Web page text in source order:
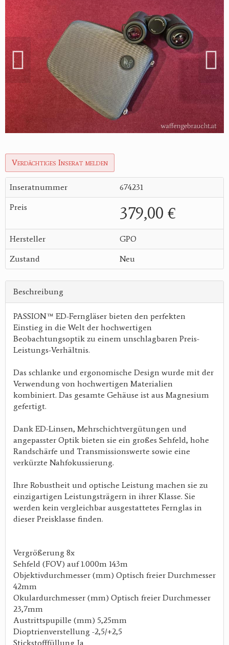
Verdächtiges Inserat melden
Inseratnummer 674231
Preis 379,00 €
Hersteller GPO
Zustand Neu
Beschreibung
PASSION™ ED-Ferngläser bieten den perfekten
Einstieg in die Welt der hochwertigen
Beobachtungsoptik zu einem unschlagbaren Preis-
Leistungs-Verhältnis.
Das schlanke und ergonomische Design wurde mit der
Verwendung von hochwertigen Materialien
kombiniert. Das gesamte Gehäuse ist aus Magnesium
gefertigt.
Dank ED-Linsen, Mehrschichtvergütungen und
angepasster Optik bieten sie ein großes Sehfeld, hohe
Randschärfe und Transmissionswerte sowie eine
verkürzte Nahfokussierung.
Ihre Robustheit und optische Leistung machen sie zu
einzigartigen Leistungsträgern in ihrer Klasse. Sie
werden kein vergleichbar ausgestattetes Fernglas in
dieser Preisklasse finden.
Vergrößerung 8x
Sehfeld (FOV) auf 1.000m 143m
Objektivdurchmesser (mm) Optisch freier Durchmesser
42mm
Okulardurchmesser (mm) Optisch freier Durchmesser
23,7mm
Austrittspupille (mm) 5,25mm
Dioptrienverstellung -2,5/+2,5
Stickstofffüllung Ja